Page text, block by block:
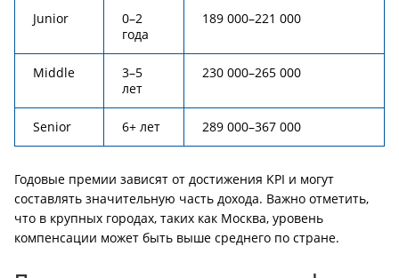
Junior
0–2
года
189 000–221 000
Middle
3–5
лет
230 000–265 000
Senior 6+ лет 289 000–367 000
Годовые премии зависят от достижения KPI и могут
составлять значительную часть дохода. Важно отметить,
что в крупных городах, таких как Москва, уровень
компенсации может быть выше среднего по стране.